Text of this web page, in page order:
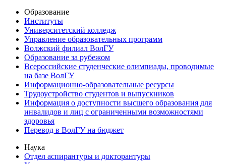
Образование
Институты
Университетский колледж
Управление образовательных программ
Волжский филиал ВолГУ
Образование за рубежом
Всероссийские студенческие олимпиады, проводимые
на базе ВолГУ
Информационно-образовательные ресурсы
Трудоустройство студентов и выпускников
Информация о доступности высшего образования для
инвалидов и лиц с ограниченными возможностями
здоровья
Перевод в ВолГУ на бюджет
Наука
Отдел аспирантуры и докторантуры